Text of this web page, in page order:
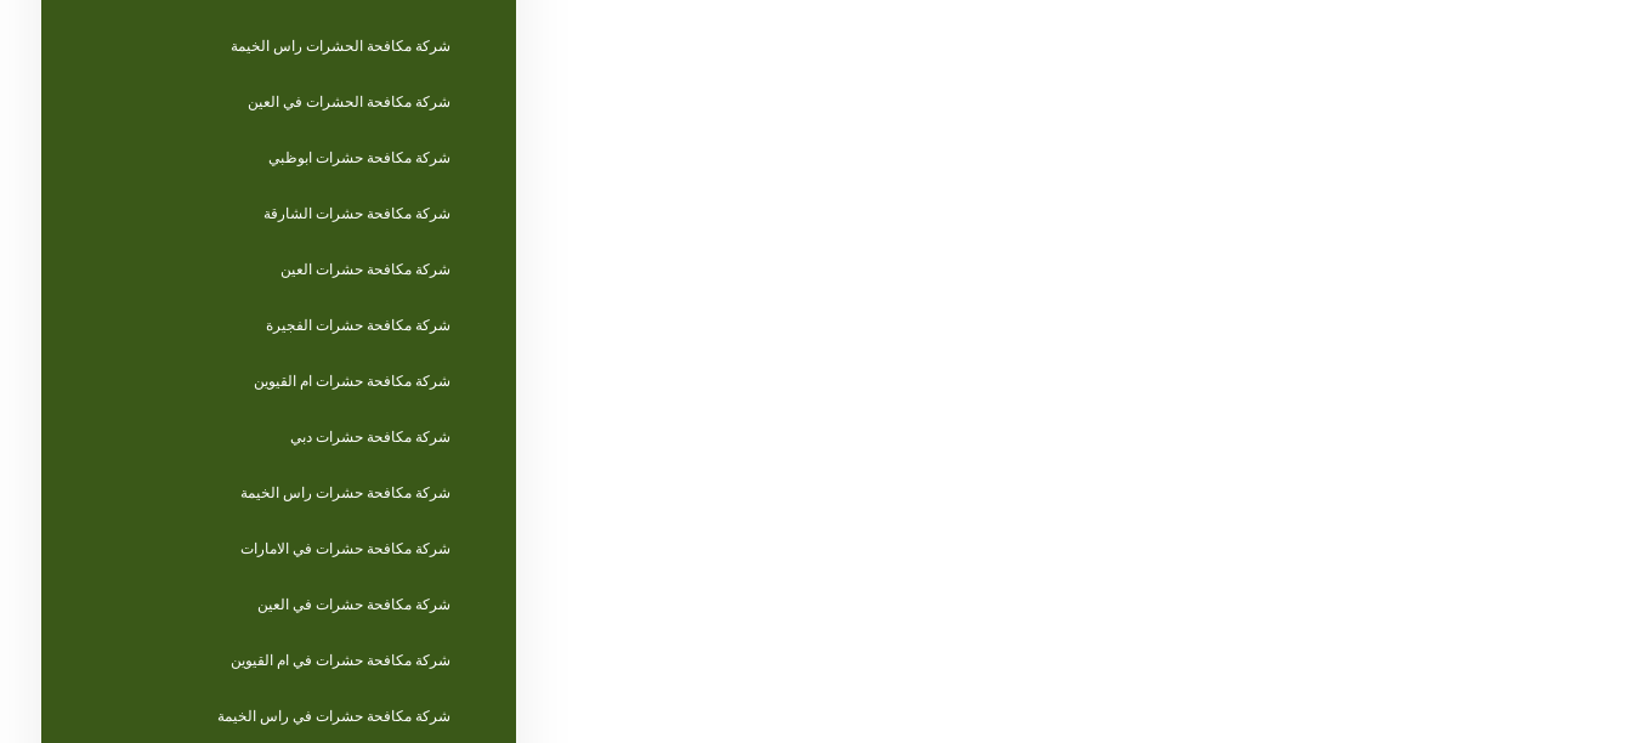
شركة مكافحة الحشرات راس الخيمة
شركة مكافحة الحشرات في العين
شركة مكافحة حشرات ابوظبي
شركة مكافحة حشرات الشارقة
شركة مكافحة حشرات العين
شركة مكافحة حشرات الفجيرة
شركة مكافحة حشرات ام القيوين
شركة مكافحة حشرات دبي
شركة مكافحة حشرات راس الخيمة
شركة مكافحة حشرات في الامارات
شركة مكافحة حشرات في العين
شركة مكافحة حشرات في ام القيوين
شركة مكافحة حشرات في راس الخيمة